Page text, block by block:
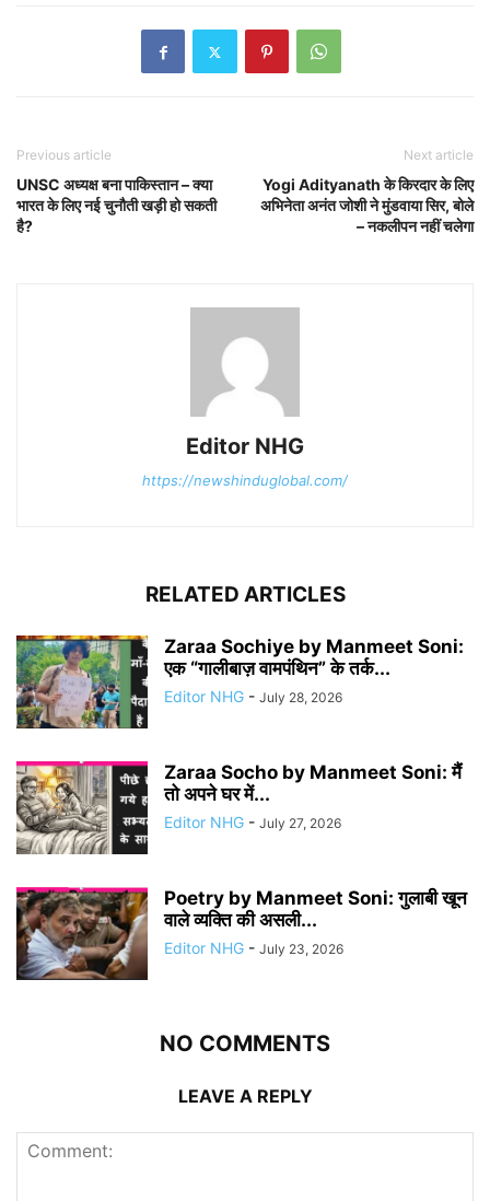
Previous article
UNSC अध्यक्ष बना पाकिस्तान – क्या
भारत के लिए नई चुनौती खड़ी हो सकती
है?
Next article
Yogi Adityanath के किरदार के लिए
अभिनेता अनंत जोशी ने मुंडवाया सिर, बोले
– नकलीपन नहीं चलेगा
Editor NHG
https://newshinduglobal.com/
RELATED ARTICLES
Zaraa Sochiye by Manmeet Soni:
एक “गालीबाज़ वामपंथिन” के तर्क...
Editor NHG - July 28, 2026
Zaraa Socho by Manmeet Soni: मैं
तो अपने घर में...
Editor NHG - July 27, 2026
Poetry by Manmeet Soni: गुलाबी खून
वाले व्यक्ति की असली...
Editor NHG - July 23, 2026
NO COMMENTS
LEAVE A REPLY